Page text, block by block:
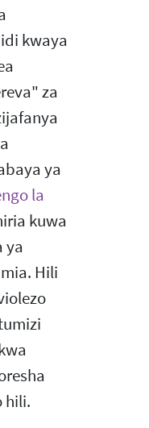
kwaya
za
ya
la
kuwa
ya
Hili
hili.